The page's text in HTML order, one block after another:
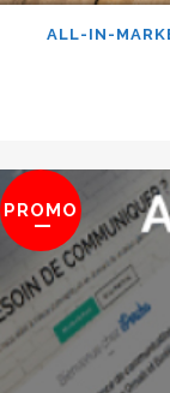
ALL-IN-
PROMO